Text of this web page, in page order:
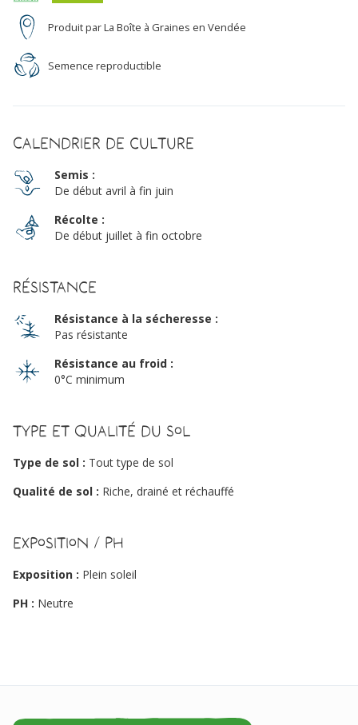
Produit par La Boîte à Graines en Vendée
Semence reproductible
Calendrier de culture
Semis :
De début avril à fin juin
Récolte :
De début juillet à fin octobre
Résistance
Résistance à la sécheresse :
Pas résistante
Résistance au froid :
0°C minimum
Type et qualité du sol
Type de sol : Tout type de sol
Qualité de sol : Riche, drainé et réchauffé
Exposition / PH
Exposition : Plein soleil
PH : Neutre